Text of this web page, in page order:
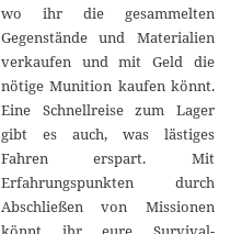
wo ihr die gesammelten
Gegenstände und Materialien
verkaufen und mit Geld die
nötige Munition kaufen könnt.
Eine Schnellreise zum Lager
gibt es auch, was lästiges
Fahren erspart. Mit
Erfahrungspunkten durch
Abschließen von Missionen